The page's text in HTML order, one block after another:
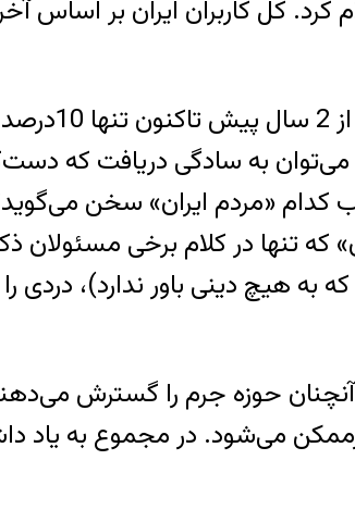
اگر
می‌توان به سادگی دریافت که
کدام «مردم ایران» سخن
که تنها در کلام برخی
که به هیچ دینی باور ندارد)،
حوزه جرم را گسترش
می‌شود. در مجموع به یاد